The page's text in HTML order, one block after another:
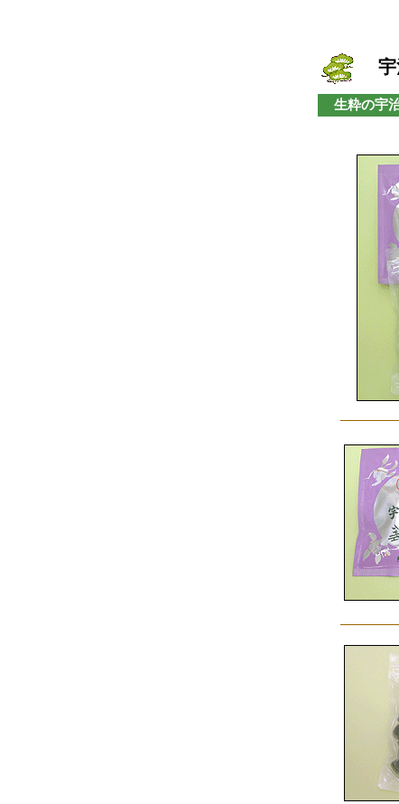
宇
生粋の宇治